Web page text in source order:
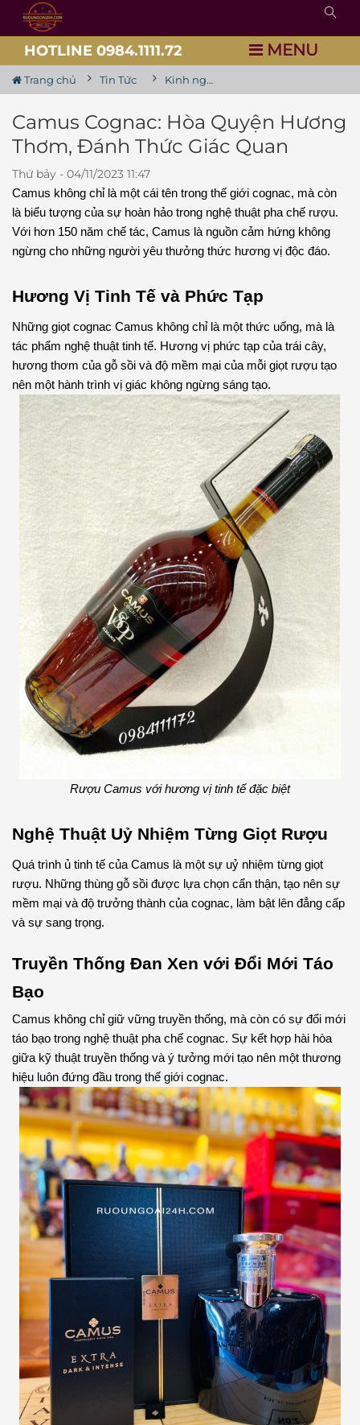
HOTLINE 0984.1111.72 MENU
Trang chủ Tin Tức Kinh nghiệm chia sẻ về rượu
Camus Cognac: Hòa Quyện Hương
Thơm, Đánh Thức Giác Quan
Thứ bảy - 04/11/2023 11:47
Camus không chỉ là một cái tên trong thế giới cognac, mà còn
là biểu tượng của sự hoàn hảo trong nghệ thuật pha chế rượu.
Với hơn 150 năm chế tác, Camus là nguồn cảm hứng không
ngừng cho những người yêu thưởng thức hương vị độc đáo.
Hương Vị Tinh Tế và Phức Tạp
Những giọt cognac Camus không chỉ là một thức uống, mà là
tác phẩm nghệ thuật tinh tế. Hương vị phức tạp của trái cây,
hương thơm của gỗ sồi và độ mềm mại của mỗi giọt rượu tạo
nên một hành trình vị giác không ngừng sáng tạo.
Rượu Camus với hương vị tinh tế đặc biệt
Nghệ Thuật Uỷ Nhiệm Từng Giọt Rượu
Quá trình ủ tinh tế của Camus là một sự uỷ nhiệm từng giọt
rượu. Những thùng gỗ sồi được lựa chọn cẩn thận, tạo nên sự
mềm mại và độ trưởng thành của cognac, làm bật lên đẳng cấp
và sự sang trọng.
Truyền Thống Đan Xen với Đổi Mới Táo
Bạo
Camus không chỉ giữ vững truyền thống, mà còn có sự đổi mới
táo bạo trong nghệ thuật pha chế cognac. Sự kết hợp hài hòa
giữa kỹ thuật truyền thống và ý tưởng mới tạo nên một thương
hiệu luôn đứng đầu trong thế giới cognac.